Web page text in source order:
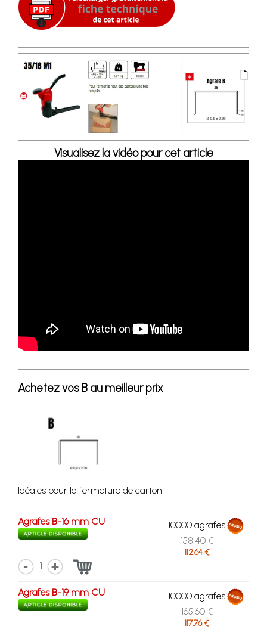
Visualisez la vidéo pour cet article
Achetez vos B au meilleur prix
Idéales pour la fermeture de carton
Agrafes B-16 mm CU
10000 agrafes
158.40 €
112.64 €
1
Agrafes B-19 mm CU
10000 agrafes
165.60 €
117.76 €